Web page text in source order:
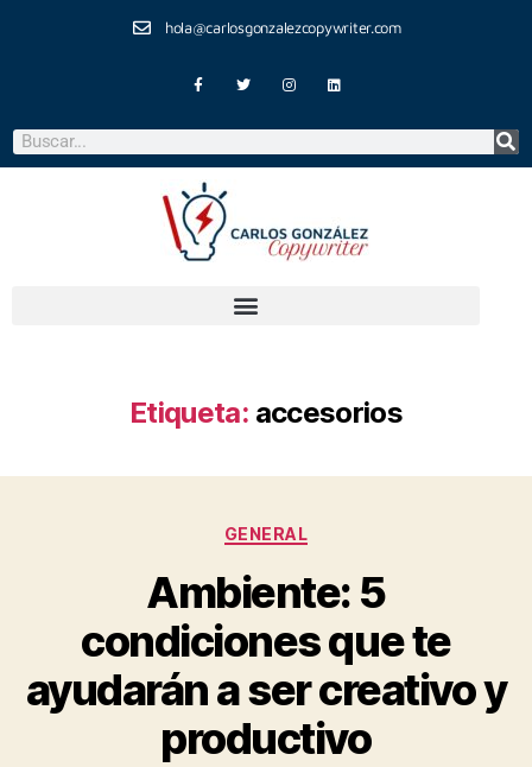
hola@carlosgonzalezcopywriter.com
Etiqueta: accesorios
GENERAL
Ambiente: 5
condiciones que te
ayudarán a ser creativo y
productivo